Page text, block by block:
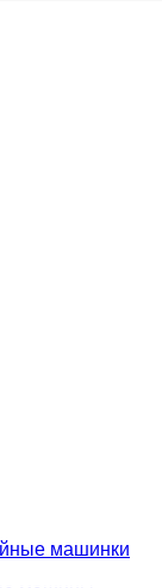
машинки